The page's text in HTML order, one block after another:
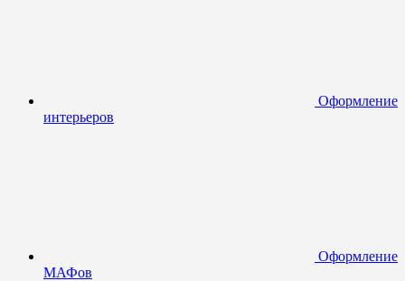
Оформление
интерьеров
Оформление
МАФов